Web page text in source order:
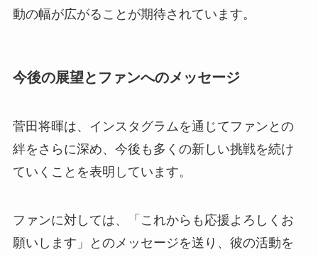
動の幅が広がることが期待されています。
今後の展望とファンへのメッセージ
菅田将暉は、インスタグラムを通じてファンとの
絆をさらに深め、今後も多くの新しい挑戦を続け
ていくことを表明しています。
ファンに対しては、「これからも応援よろしくお
願いします」とのメッセージを送り、彼の活動を